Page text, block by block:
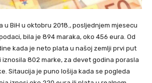
BiH u oktobru 2018., posljednjem mjesecu
bila je 894 maraka, oko 456 eura. Od
kada je neto plata u našoj zemlji prvi put
iznosila 802 marke, za devet godina porasla
Sitaucija je puno lošija kada se pogleda